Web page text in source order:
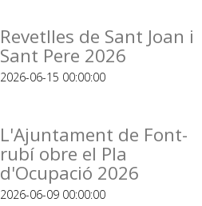
Revetlles de Sant Joan i
Sant Pere 2026
2026-06-15 00:00:00
L'Ajuntament de Font-
rubí obre el Pla
d'Ocupació 2026
2026-06-09 00:00:00